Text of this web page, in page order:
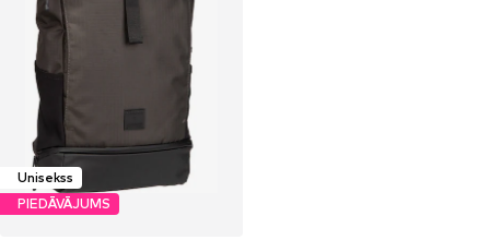
Unisekss
PIEDĀVĀJUMS